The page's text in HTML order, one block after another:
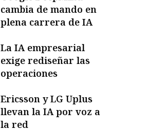
cambia de mando en
plena carrera de IA
La IA empresarial
exige rediseñar las
operaciones
Ericsson y LG Uplus
llevan la IA por voz a
la red